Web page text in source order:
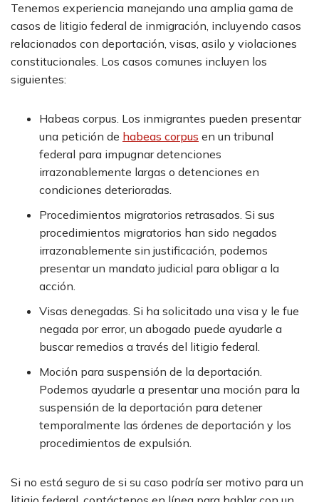
Tenemos experiencia manejando una amplia gama de
casos de litigio federal de inmigración, incluyendo casos
relacionados con deportación, visas, asilo y violaciones
constitucionales. Los casos comunes incluyen los
siguientes:
Habeas corpus. Los inmigrantes pueden presentar
una petición de habeas corpus en un tribunal
federal para impugnar detenciones
irrazonablemente largas o detenciones en
condiciones deterioradas.
Procedimientos migratorios retrasados. Si sus
procedimientos migratorios han sido negados
irrazonablemente sin justificación, podemos
presentar un mandato judicial para obligar a la
acción.
Visas denegadas. Si ha solicitado una visa y le fue
negada por error, un abogado puede ayudarle a
buscar remedios a través del litigio federal.
Moción para suspensión de la deportación.
Podemos ayudarle a presentar una moción para la
suspensión de la deportación para detener
temporalmente las órdenes de deportación y los
procedimientos de expulsión.
Si no está seguro de si su caso podría ser motivo para un